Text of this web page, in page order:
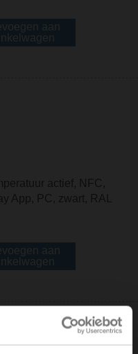
actief, NFC,
App, PC, zwart, RAL